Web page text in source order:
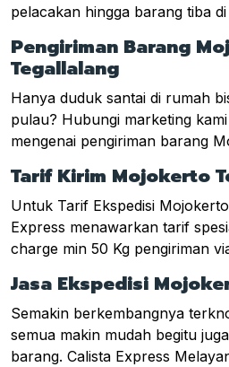
pelacakan hingga barang tiba
Pengiriman Barang
Tegallalang
Hanya duduk santai di rumah
pulau? Hubungi marketing
mengenai pengiriman barang
Tarif Kirim Mojokerto
Untuk Tarif Ekspedisi
Express menawarkan tarif
charge min 50 Kg pengiriman
Jasa Ekspedisi
Semakin berkembangnya
semua makin mudah begitu
barang. Calista Express